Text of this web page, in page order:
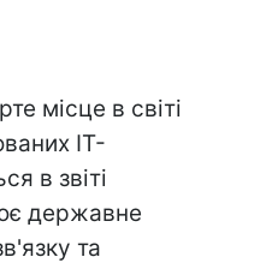
місце в світі
IT-
в звіті
державне
та